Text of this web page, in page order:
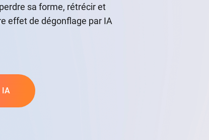
sa forme, rétrécir et
effet de dégonflage par IA
IA